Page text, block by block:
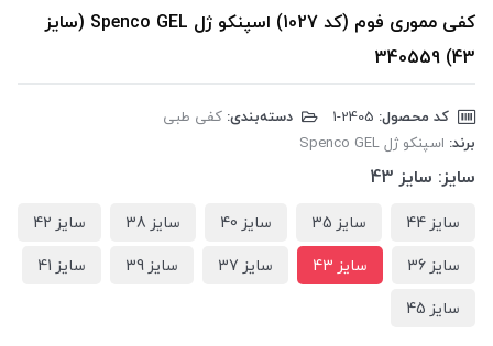
کفی مموری فوم (کد 1027) اسپنکو ژل Spenco GEL (سایز
43) 340559
کد محصول: دسته‌بندی: کفی طبی
برند: اسپنکو ژل Spenco GEL
سایز: سایز 43
سایز 44 سایز 35 سایز 40 سایز 38
سایز 42
سایز 36
سایز 43 سایز 37 سایز 39
سایز 41
سایز 45